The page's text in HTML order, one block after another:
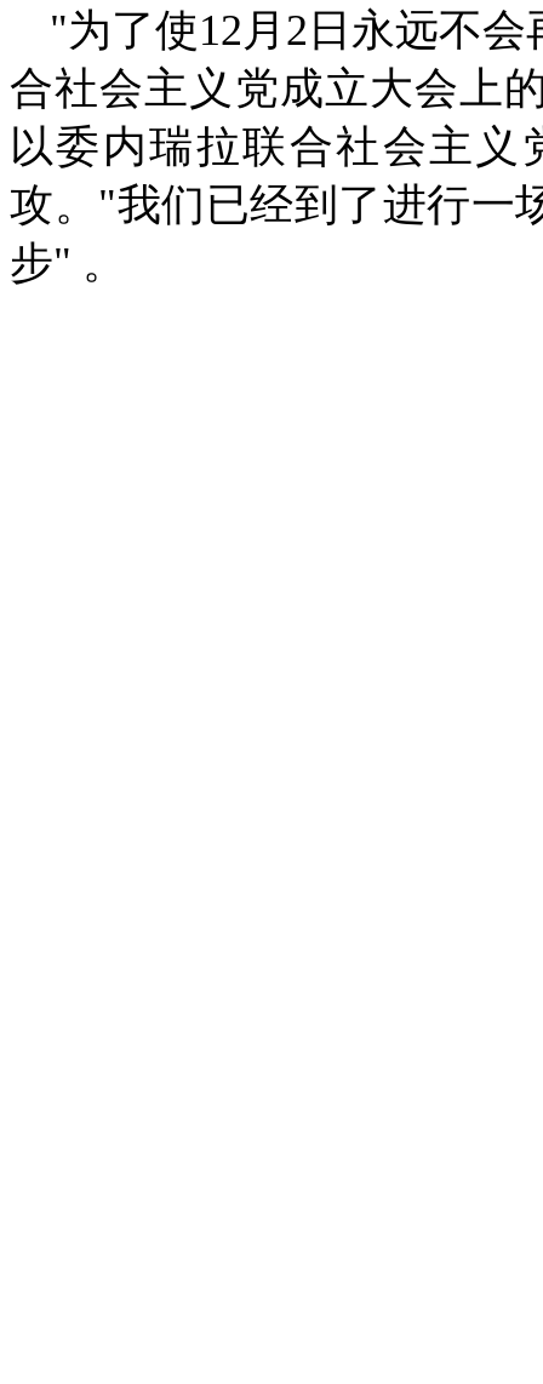
"为了使12 月 2 日永远不
合社会主义党成立大会上
以委内瑞拉联合社会主义
攻。 "我们已经到了进行一
步" 。